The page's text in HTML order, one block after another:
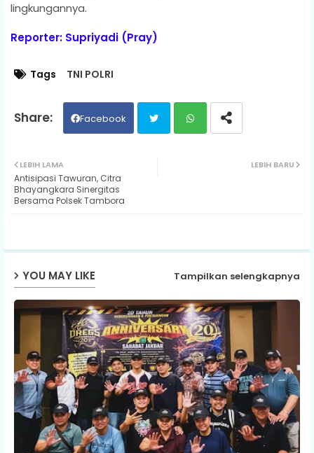
lingkungannya.
Reporter: Supriyadi (Pray)
Tags TNI POLRI
Facebook
LEBIH BARU
LEBIH LAMA
Antisipasi Tawuran, Citra
Bhayangkara Sinergitas
Bersama Polsek Tambora
YOU MAY LIKE Tampilkan selengkapnya